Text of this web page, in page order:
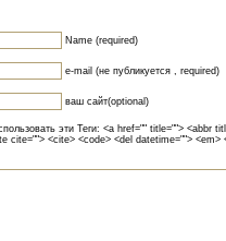
Name (required)
e-mail (не публикуется , required)
ваш сайт(optional)
эти Теги: <a href="" title=""> <abbr
cite=""> <cite> <code> <del datetime=""> <em>